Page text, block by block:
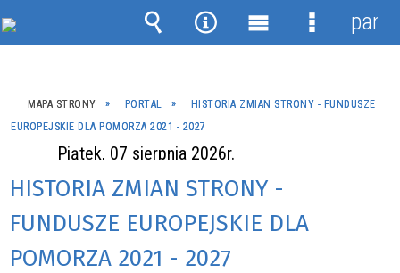
Piątek, 07 sierpnia 2026r.
MAPA STRONY PORTAL
HISTORIA ZMIAN STRONY - FUNDUSZE
EUROPEJSKIE DLA POMORZA 2021 - 2027
HISTORIA ZMIAN STRONY -
FUNDUSZE EUROPEJSKIE DLA
POMORZA 2021 - 2027
Wyszukiwarka
Narzędzia
Menu Menu
panel